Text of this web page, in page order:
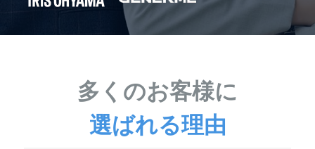
多くのお客様に
選ばれる理由